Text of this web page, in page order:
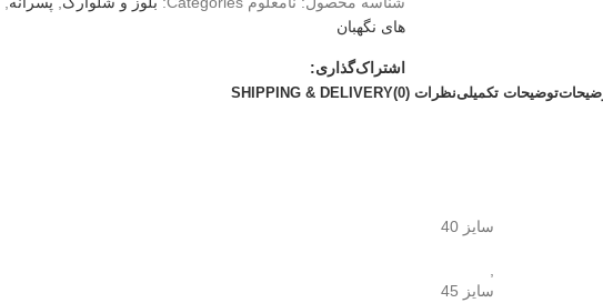
های نگهبان
اشتراک‌گذاری:
توضیحات تکمیلینظرات (0) SHIPPING & DELIVERY
سایز 40
سایز 45